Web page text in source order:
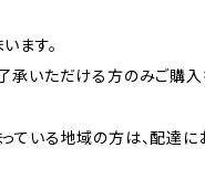
ます。
承いただける方のみご購入
ている地域の方は、配達